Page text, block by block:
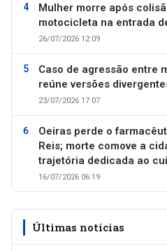
Mulher morre após
motocicleta na entrada
26/07/2026 12:09
Caso de agressão entre
reúne versões
23/07/2026 17:07
Oeiras perde o
Reis; morte comove a
trajetória dedicada ao
16/07/2026 06:19
Últimas notícias